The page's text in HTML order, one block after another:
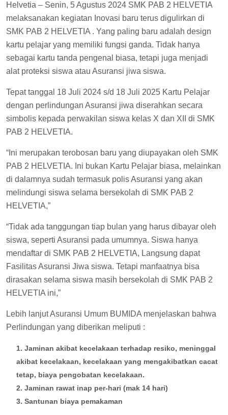
Helvetia – Senin, 5 Agustus 2024 SMK PAB 2 HELVETIA
melaksanakan kegiatan Inovasi baru terus digulirkan di
SMK PAB 2 HELVETIA . Yang paling baru adalah design
kartu pelajar yang memiliki fungsi ganda. Tidak hanya
sebagai kartu tanda pengenal biasa, tetapi juga menjadi
alat proteksi siswa atau Asuransi jiwa siswa.
Tepat tanggal 18 Juli 2024 s/d 18 Juli 2025 Kartu Pelajar
dengan perlindungan Asuransi jiwa diserahkan secara
simbolis kepada perwakilan siswa kelas X dan XII di SMK
PAB 2 HELVETIA.
“Ini merupakan terobosan baru yang diupayakan oleh SMK
PAB 2 HELVETIA. Ini bukan Kartu Pelajar biasa, melainkan
di dalamnya sudah termasuk polis Asuransi yang akan
melindungi siswa selama bersekolah di SMK PAB 2
HELVETIA,”
“Tidak ada tanggungan tiap bulan yang harus dibayar oleh
siswa, seperti Asuransi pada umumnya. Siswa hanya
mendaftar di SMK PAB 2 HELVETIA, Langsung dapat
Fasilitas Asuransi Jiwa siswa. Tetapi manfaatnya bisa
dirasakan selama siswa masih bersekolah di SMK PAB 2
HELVETIA ini,”
Lebih lanjut Asuransi Umum BUMIDA menjelaskan bahwa
Perlindungan yang diberikan meliputi :
1. Jaminan akibat kecelakaan terhadap resiko, meninggal
akibat kecelakaan, kecelakaan yang mengakibatkan cacat
tetap, biaya pengobatan kecelakaan.
2. Jaminan rawat inap per-hari (mak 14 hari)
3. Santunan biaya pemakaman